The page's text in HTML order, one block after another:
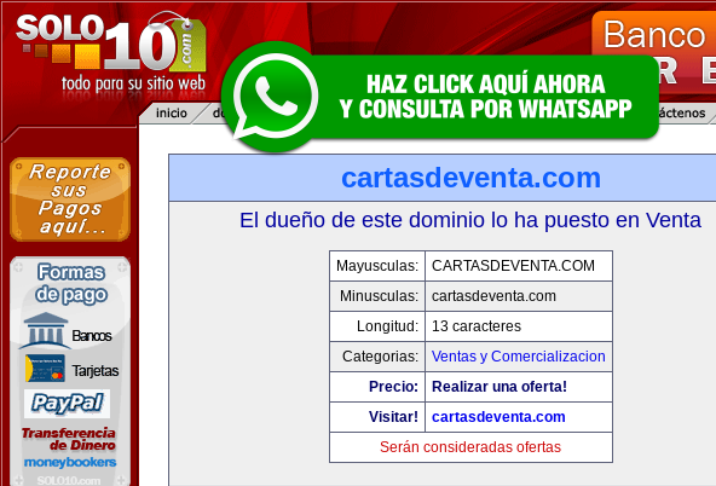
cartasdeventa.com
El dueño de este dominio lo ha puesto en Venta
Mayusculas:
CARTASDEVENTA.COM
Minusculas:
cartasdeventa.com
Longitud:
13 caracteres
Categorias:
Ventas y Comercializacion
Precio:
Realizar una oferta!
Visitar!
cartasdeventa.com
Serán consideradas ofertas